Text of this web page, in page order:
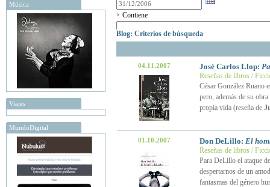
Música
Viajes
MundoDigital
Contiene
Blog: Criterios de búsqueda
04.11.2007 José Carlos Llop:
Reseñas de libros /
César González Ruano
pero, además de su
propia vida (reseña de
01.10.2007 Don DeLillo: El
Reseñas de libros /
Para DeLillo el ataque
despertarnos de un
fantasmas del género